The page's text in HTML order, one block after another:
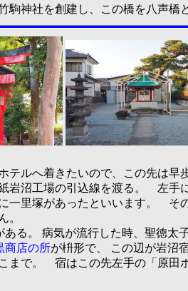
駒神社を創建し、この橋を八
テルへ着きたいので、この先
岩沼工場の引込線を渡る。 左手
一里塚があったといいます。 そ
。
ある。 病気が流行した時、聖徳
商店の所が枡形で、 この辺が岩沼
まで。 宿はこの先左手の「原